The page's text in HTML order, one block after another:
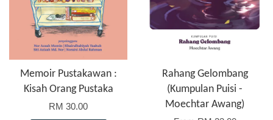
Memoir Pustakawan :
Kisah Orang Pustaka
RM 30.00
Rahang Gelombang
(Kumpulan Puisi -
Moechtar Awang)